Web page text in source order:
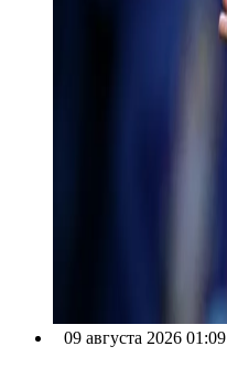
09 августа 2026 01:09